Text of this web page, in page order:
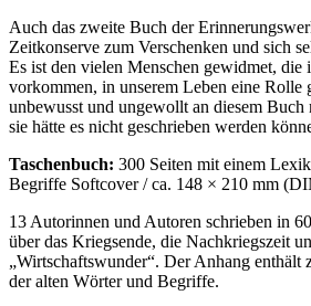
Auch das zweite Buch der
Zeitkonserve zum Verschenken und sich
Es ist den vielen Menschen gewidmet, die
vorkommen, in unserem Leben eine Rolle
unbewusst und ungewollt an diesem
sie hätte es nicht geschrieben werden
Taschenbuch: 300 Seiten mit einem
Begriffe Softcover / ca. 148 × 210 mm
13 Autorinnen und Autoren schrieben in
über das Kriegsende, die Nachkriegszeit
Wirtschaftswunder . Der Anhang enthält
der alten Wörter und Begriffe.